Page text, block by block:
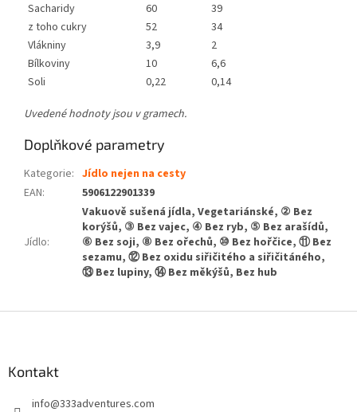
Sacharidy
60
39
z toho cukry
52
34
Vlákniny
3,9
2
Bílkoviny
10
6,6
Soli
0,22
0,14
Uvedené hodnoty jsou v gramech.
Doplňkové parametry
Kategorie: Jídlo nejen na cesty
EAN: 5906122901339
Jídlo:
Vakuově sušená jídla, Vegetariánské, ② Bez
korýšů, ③ Bez vajec, ④ Bez ryb, ⑤ Bez arašídů,
⑥ Bez soji, ⑧ Bez ořechů, ⑩ Bez hořčice, ⑪ Bez
sezamu, ⑫ Bez oxidu siřičitého a siřičitáného,
⑬ Bez lupiny, ⑭ Bez měkýšů, Bez hub
Kontakt
info@333adventures.com